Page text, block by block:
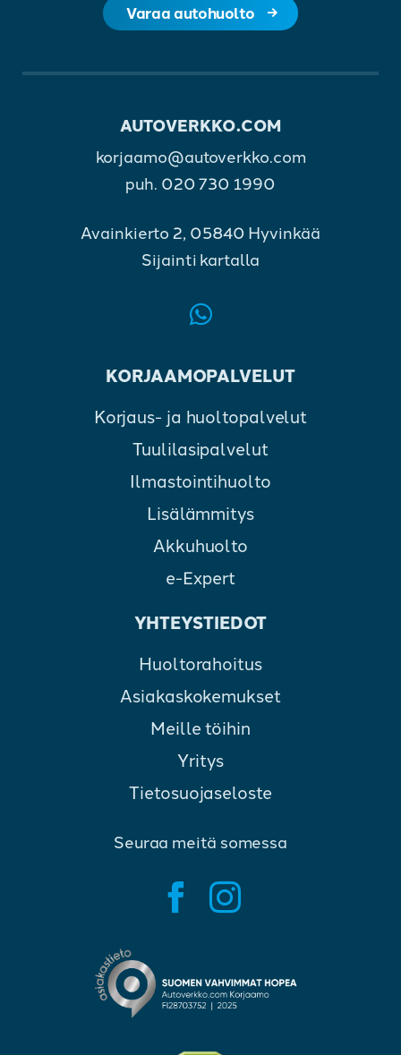
Varaa autohuolto
AUTOVERKKO.COM
korjaamo@autoverkko.com
puh. 020 730 1990
Avainkierto 2, 05840 Hyvinkää
Sijainti kartalla
KORJAAMOPALVELUT
Korjaus- ja huoltopalvelut
Tuulilasipalvelut
Ilmastointihuolto
Lisälämmitys
Akkuhuolto
e-Expert
YHTEYSTIEDOT
Huoltorahoitus
Asiakaskokemukset
Meille töihin
Yritys
Tietosuojaseloste
Seuraa meitä somessa